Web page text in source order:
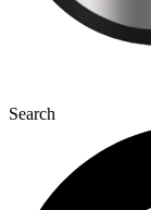
Search